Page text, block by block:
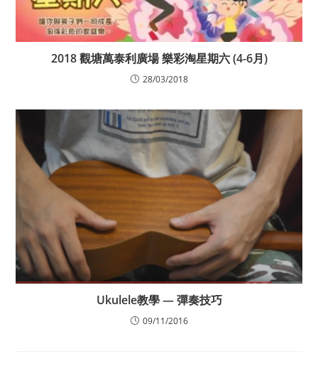
2018 觀塘萬泰利廣場 樂彩淘星期六 (4-6月)
28/03/2018
Ukulele教學 — 彈奏技巧
09/11/2016